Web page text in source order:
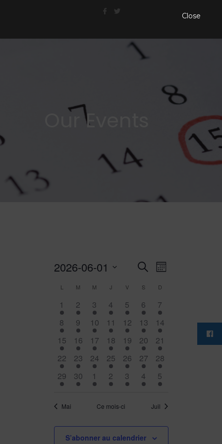
Our Events
Recherche
et
navigation
de
vues
Évènements
RechercheNavigation
de
vues
Évènement
Mois
2026-06-01
date.
Calendrier
de
Évènements
L M M J V S D
4
évènements,
1
4
évènements,
2
4
évènements,
3
4
évènements,
4
4
évènements,
5
4
évènements,
6
4
évènements,
7
4
évènements,
8
4
évènements,
9
4
évènements,
10
4
évènements,
11
4
évènements,
12
4
évènements,
13
4
évènements,
14
4
évènements,
15
4
évènements,
16
4
évènements,
17
4
évènements,
18
4
évènements,
19
4
évènements,
20
4
évènements,
21
4
évènements,
22
4
évènements,
23
4
évènements,
24
4
évènements,
25
4
évènements,
26
4
évènements,
27
4
évènements,
28
4
évènements,
29
4
évènements,
30
4
évènements,
1
4
évènements,
2
4
évènements,
3
4
évènements,
4
4
évènements,
5
Mai Ce mois-ci Juil
S’abonner au calendrier
Close